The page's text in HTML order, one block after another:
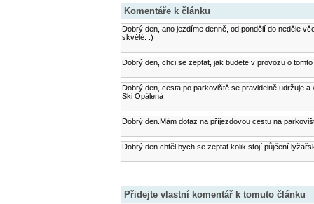
Komentáře k článku
Dobrý den, ano jezdíme denně, od pondělí do neděle
skvělé. :)
Dobrý den, chci se zeptat, jak budete v provozu o
Dobrý den, cesta po parkoviště se pravidelně udržuje
Ski Opálená
Dobrý den.Mám dotaz na příjezdovou cestu na
Dobrý den chtěl bych se zeptat kolik stojí půjčení
Přidejte vlastní komentář k tomuto článku